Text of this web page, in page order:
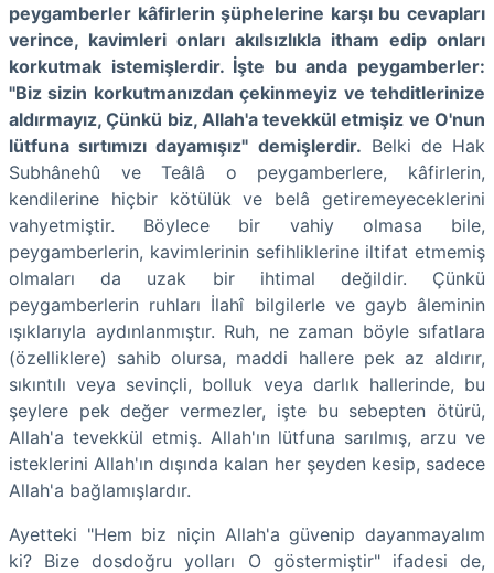
peygamberler kâfirlerin şüphelerine karşı bu cevapları
verince, kavimleri onları akılsızlıkla itham edip onları
korkutmak istemişlerdir. İşte bu anda peygamberler:
"Biz sizin korkutmanızdan çekinmeyiz ve tehditlerinize
aldırmayız, Çünkü biz, Allah'a tevekkül etmişiz ve O'nun
lütfuna sırtımızı dayamışız" demişlerdir. Belki de Hak
Subhânehû ve Teâlâ o peygamberlere, kâfirlerin,
kendilerine hiçbir kötülük ve belâ getiremeyeceklerini
vahyetmiştir. Böylece bir vahiy olmasa bile,
peygamberlerin, kavimlerinin sefihliklerine iltifat etmemiş
olmaları da uzak bir ihtimal değildir. Çünkü
peygamberlerin ruhları İlahî bilgilerle ve gayb âleminin
ışıklarıyla aydınlanmıştır. Ruh, ne zaman böyle sıfatlara
(özelliklere) sahib olursa, maddi hallere pek az aldırır,
sıkıntılı veya sevinçli, bolluk veya darlık hallerinde, bu
şeylere pek değer vermezler, işte bu sebepten ötürü,
Allah'a tevekkül etmiş. Allah'ın lütfuna sarılmış, arzu ve
isteklerini Allah'ın dışında kalan her şeyden kesip, sadece
Allah'a bağlamışlardır.
Ayetteki "Hem biz niçin Allah'a güvenip dayanmayalım
ki? Bize dosdoğru yolları O göstermiştir" ifadesi de,